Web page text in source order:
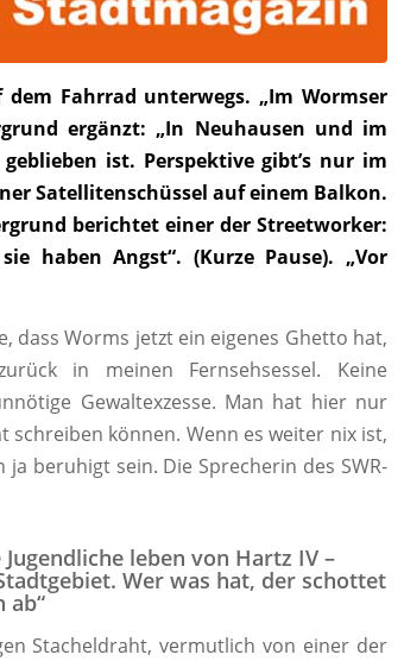
Fahrrad unterwegs. „Im Wormser
ergänzt: „In Neuhausen und im
ist. Perspektive gibt’s nur im
Satellitenschüssel auf einem Balkon.
berichtet einer der Streetworker:
haben Angst“. (Kurze Pause). „Vor
dass Worms jetzt ein eigenes Ghetto hat,
in meinen Fernsehsessel. Keine
Gewaltexzesse. Man hat hier nur
schreiben können. Wenn es weiter nix ist,
beruhigt sein. Die Sprecherin des SWR-
leben von Hartz IV –
Wer was hat, der schottet
ab“
Stacheldraht, vermutlich von einer der